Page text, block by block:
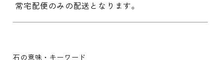
常宅配便のみの配送となります。
石の意味・キーワード